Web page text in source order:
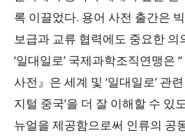
록 이끌었다. 용어 사전 출간은
보급과 교류 협력에도 중요한 의
‘일대일로’ 국제과학조직연맹은
사전』은 세계 및 ‘일대일로’ 관
지털 중국’을 더 잘 이해할 수 있
뉴얼을 제공함으로써 인류의 공